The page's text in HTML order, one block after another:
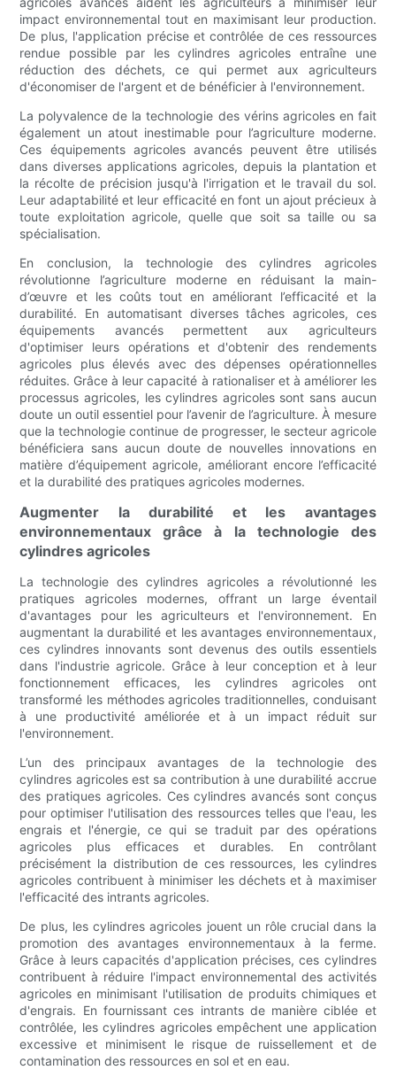
impact environnemental tout en maximisant leur production.
De plus, l'application précise et contrôlée de ces ressources
rendue possible par les cylindres agricoles entraîne une
réduction des déchets, ce qui permet aux agriculteurs
d'économiser de l'argent et de bénéficier à l'environnement.
La polyvalence de la technologie des vérins agricoles en fait
également un atout inestimable pour l’agriculture moderne.
Ces équipements agricoles avancés peuvent être utilisés
dans diverses applications agricoles, depuis la plantation et
la récolte de précision jusqu'à l'irrigation et le travail du sol.
Leur adaptabilité et leur efficacité en font un ajout précieux à
toute exploitation agricole, quelle que soit sa taille ou sa
spécialisation.
En conclusion, la technologie des cylindres agricoles
révolutionne l’agriculture moderne en réduisant la main-
d’œuvre et les coûts tout en améliorant l’efficacité et la
durabilité. En automatisant diverses tâches agricoles, ces
équipements avancés permettent aux agriculteurs
d'optimiser leurs opérations et d'obtenir des rendements
agricoles plus élevés avec des dépenses opérationnelles
réduites. Grâce à leur capacité à rationaliser et à améliorer les
processus agricoles, les cylindres agricoles sont sans aucun
doute un outil essentiel pour l’avenir de l’agriculture. À mesure
que la technologie continue de progresser, le secteur agricole
bénéficiera sans aucun doute de nouvelles innovations en
matière d’équipement agricole, améliorant encore l’efficacité
et la durabilité des pratiques agricoles modernes.
Augmenter la durabilité et les avantages
environnementaux grâce à la technologie des
cylindres agricoles
La technologie des cylindres agricoles a révolutionné les
pratiques agricoles modernes, offrant un large éventail
d'avantages pour les agriculteurs et l'environnement. En
augmentant la durabilité et les avantages environnementaux,
ces cylindres innovants sont devenus des outils essentiels
dans l'industrie agricole. Grâce à leur conception et à leur
fonctionnement efficaces, les cylindres agricoles ont
transformé les méthodes agricoles traditionnelles, conduisant
à une productivité améliorée et à un impact réduit sur
l'environnement.
L’un des principaux avantages de la technologie des
cylindres agricoles est sa contribution à une durabilité accrue
des pratiques agricoles. Ces cylindres avancés sont conçus
pour optimiser l'utilisation des ressources telles que l'eau, les
engrais et l'énergie, ce qui se traduit par des opérations
agricoles plus efficaces et durables. En contrôlant
précisément la distribution de ces ressources, les cylindres
agricoles contribuent à minimiser les déchets et à maximiser
l'efficacité des intrants agricoles.
De plus, les cylindres agricoles jouent un rôle crucial dans la
promotion des avantages environnementaux à la ferme.
Grâce à leurs capacités d'application précises, ces cylindres
contribuent à réduire l'impact environnemental des activités
agricoles en minimisant l'utilisation de produits chimiques et
d'engrais. En fournissant ces intrants de manière ciblée et
contrôlée, les cylindres agricoles empêchent une application
excessive et minimisent le risque de ruissellement et de
contamination des ressources en sol et en eau.